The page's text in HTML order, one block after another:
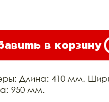
в корзину
Длина: 410 мм.
950 мм.